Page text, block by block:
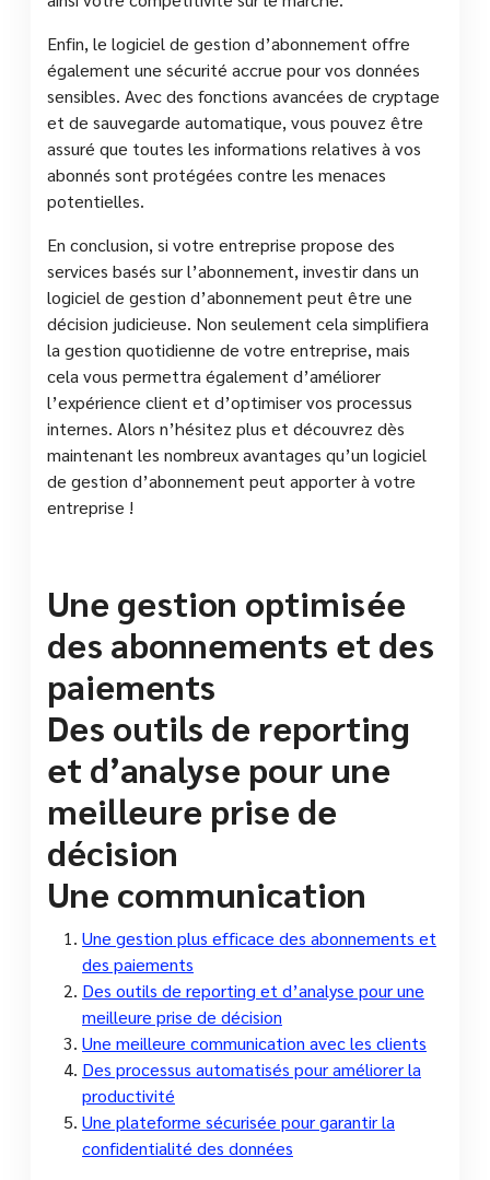
Enfin, le logiciel de gestion d’abonnement offre
également une sécurité accrue pour vos données
sensibles. Avec des fonctions avancées de cryptage
et de sauvegarde automatique, vous pouvez être
assuré que toutes les informations relatives à vos
abonnés sont protégées contre les menaces
potentielles.
En conclusion, si votre entreprise propose des
services basés sur l’abonnement, investir dans un
logiciel de gestion d’abonnement peut être une
décision judicieuse. Non seulement cela simplifiera
la gestion quotidienne de votre entreprise, mais
cela vous permettra également d’améliorer
l’expérience client et d’optimiser vos processus
internes. Alors n’hésitez plus et découvrez dès
maintenant les nombreux avantages qu’un logiciel
de gestion d’abonnement peut apporter à votre
entreprise !
Une gestion optimisée
des abonnements et des
paiements
Des outils de reporting
et d’analyse pour une
meilleure prise de
décision
Une communication
Une gestion plus efficace des abonnements et
des paiements
Des outils de reporting et d’analyse pour une
meilleure prise de décision
Une meilleure communication avec les clients
Des processus automatisés pour améliorer la
productivité
Une plateforme sécurisée pour garantir la
confidentialité des données